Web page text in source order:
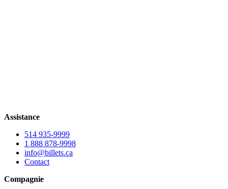
Assistance
514 935-9999
1 888 878-9998
info@billets.ca
Contact
Compagnie